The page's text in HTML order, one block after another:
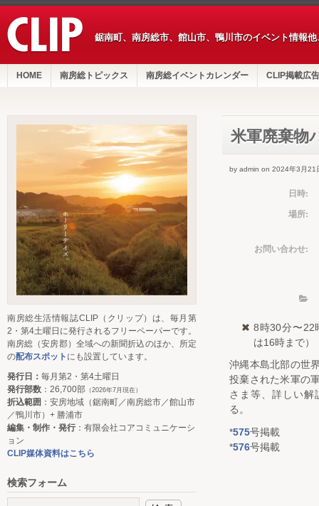
鋸南町、南房総市、館山市、鴨川市のイベント情報
HOME 南房総トピックス 南房総イベントカレンダー CLIP掲載広告
米軍廃棄物
by admin on 2024年3月21
日時:
場所:
お問い合わせ:
8時30分〜22
は16時まで）
沖縄本島北部の世
投棄された米軍の
さま等、詳しい解
る。
*575号掲載
*576号掲載
南房総生活情報誌CLIP（クリップ）は、毎月第
2・第4土曜日に発行されるフリーペーパーです。
南房総（安房郡）全域への新聞折込のほか、所定
の配布スポット にも設置しています。
発行日： 毎月第2・第4土曜日
発行部数 ：26,700部 （2026年7月現在）
折込範囲 ：安房地域（鋸南町／南房総市／館山市
／鴨川市）+ 勝浦市
編集・制作・発行：有限会社コアコミュニケーシ
ョン
CLIP媒体資料はこちら
検索フォーム